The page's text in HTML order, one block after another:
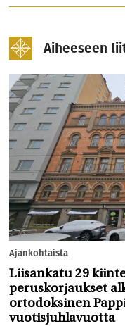
Aiheeseen
Ajankohtaista
Liisankatu 29
peruskorjaukset
ortodoksinen
vuotisjuhlavuotta